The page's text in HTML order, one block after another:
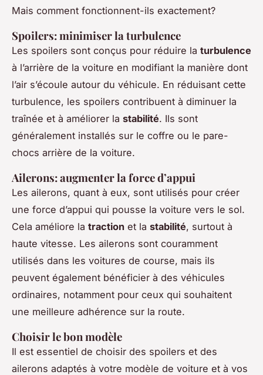
Mais comment fonctionnent-ils exactement?
Spoilers: minimiser la turbulence
Les spoilers sont conçus pour réduire la turbulence
à l’arrière de la voiture en modifiant la manière dont
l’air s’écoule autour du véhicule. En réduisant cette
turbulence, les spoilers contribuent à diminuer la
traînée et à améliorer la stabilité. Ils sont
généralement installés sur le coffre ou le pare-
chocs arrière de la voiture.
Ailerons: augmenter la force d’appui
Les ailerons, quant à eux, sont utilisés pour créer
une force d’appui qui pousse la voiture vers le sol.
Cela améliore la traction et la stabilité, surtout à
haute vitesse. Les ailerons sont couramment
utilisés dans les voitures de course, mais ils
peuvent également bénéficier à des véhicules
ordinaires, notamment pour ceux qui souhaitent
une meilleure adhérence sur la route.
Choisir le bon modèle
Il est essentiel de choisir des spoilers et des
ailerons adaptés à votre modèle de voiture et à vos